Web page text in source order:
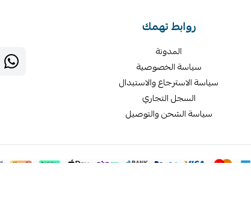
روابط تهمك
المدونة
سياسة الخصوصية
سياسة الاسترجاع والاستبدال
السجل التجاري
سياسة الشحن والتوصيل